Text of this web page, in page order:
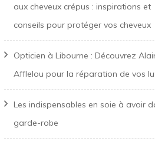
aux cheveux crépus : inspirations et
conseils pour protéger vos cheveux
Opticien à Libourne : Découvrez
Afflelou pour la réparation de vos
Les indispensables en soie à avoir
garde-robe